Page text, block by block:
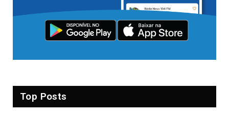
Top Posts